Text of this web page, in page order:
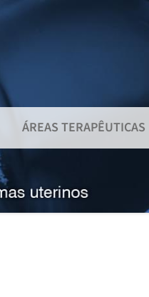
ÁREAS TERAPÊUTICAS